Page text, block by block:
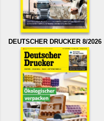
DEUTSCHER DRUCKER 8/2026